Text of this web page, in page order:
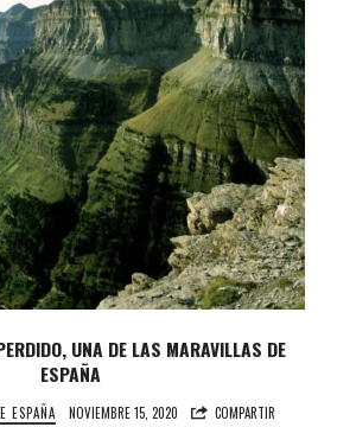
UNA DE LAS MARAVILLAS DE
ESPAÑA
ESPAÑA NOVIEMBRE 15, 2020 COMPARTIR